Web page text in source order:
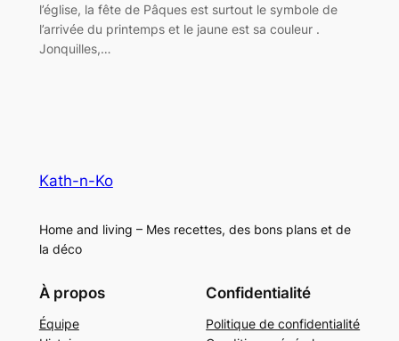
l’église, la fête de Pâques est surtout le symbole de
l’arrivée du printemps et le jaune est sa couleur .
Jonquilles,…
Kath-n-Ko
Home and living – Mes recettes, des bons plans et de
la déco
À propos
Équipe
Confidentialité
Politique de confidentialité